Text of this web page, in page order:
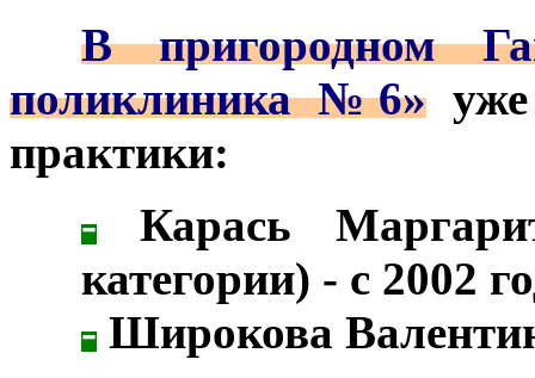
В пригородном
поликлиника №6»уже
практики:
- Карась
категории) - с 2002
- Широкова